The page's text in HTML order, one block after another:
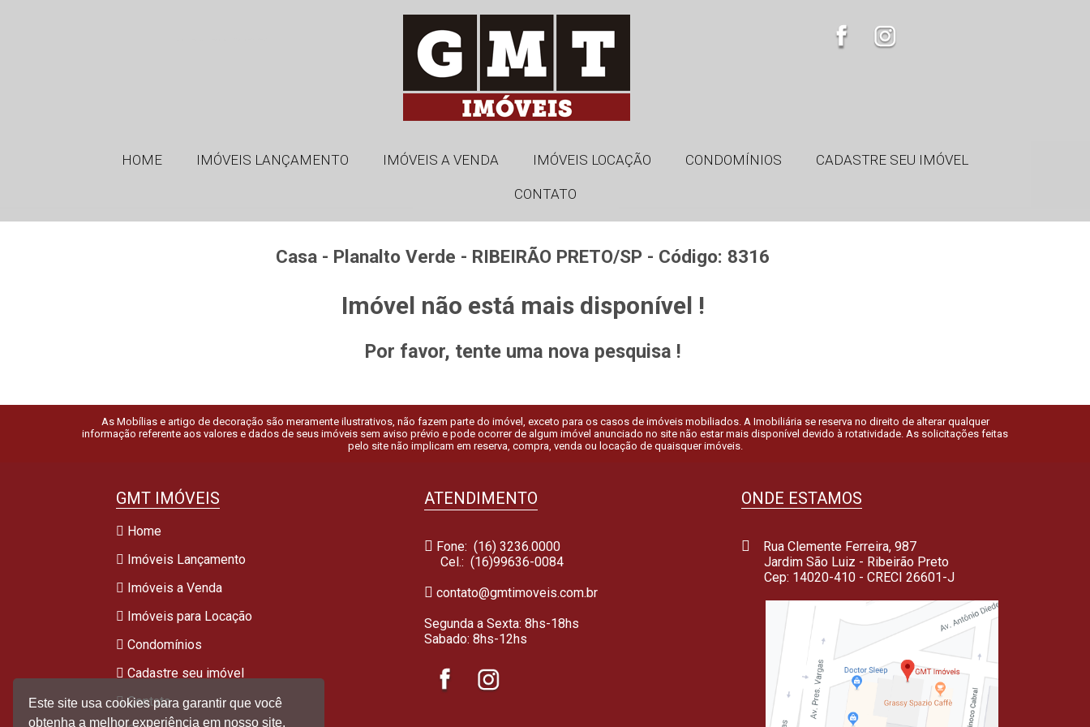
Este site usa cookies para garantir que você
obtenha a melhor experiência em nosso site.
HOME IMÓVEIS LANÇAMENTO IMÓVEIS A VENDA IMÓVEIS LOCAÇÃO CONDOMÍNIOS CADASTRE SEU IMÓVEL
CONTATO
Casa - Planalto Verde - RIBEIRÃO PRETO/SP - Código: 8316
Imóvel não está mais disponível !
Por favor, tente uma nova pesquisa !
As Mobílias e artigo de decoração são meramente ilustrativos, não fazem parte do imóvel, exceto para os casos de imóveis mobiliados. A Imobiliária se reserva no direito de alterar qualquer
informação referente aos valores e dados de seus imóveis sem aviso prévio e pode ocorrer de algum imóvel anunciado no site não estar mais disponível devido à rotatividade. As solicitações feitas
pelo site não implicam em reserva, compra, venda ou locação de quaisquer imóveis.
GMT IMÓVEIS
Home
Imóveis Lançamento
Imóveis a Venda
Imóveis para Locação
Condomínios
Cadastre seu imóvel
Contato
ATENDIMENTO
Fone: (16) 3236.0000
Cel.: (16)99636-0084
contato@gmtimoveis.com.br
Segunda a Sexta: 8hs-18hs
Sabado: 8hs-12hs
ONDE ESTAMOS
Rua Clemente Ferreira, 987
Jardim São Luiz - Ribeirão Preto
Cep: 14020-410 - CRECI 26601-J